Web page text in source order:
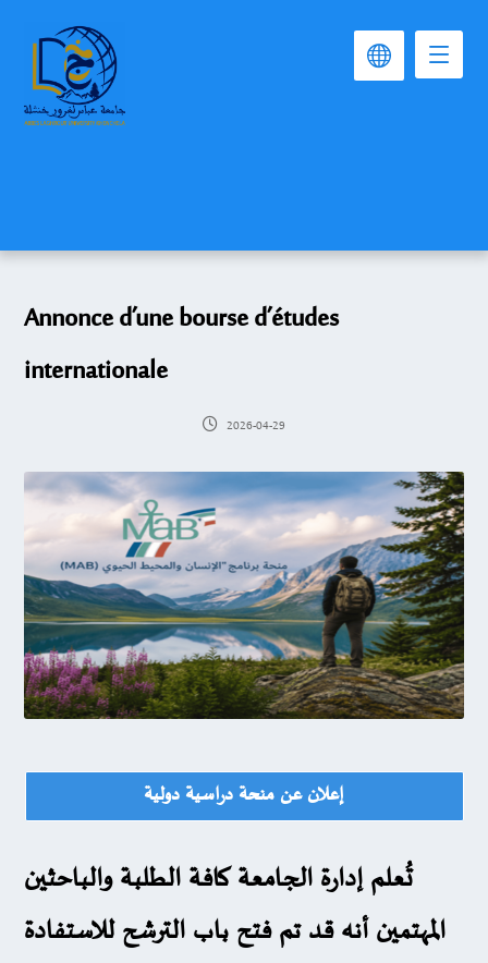
Annonce d’une bourse d’études
internationale
2026-04-29
إعلان عن منحة دراسية دولية
تُعلم إدارة الجامعة كافة الطلبة والباحثين
المهتمين أنه قد تم فتح باب الترشح للاستفادة